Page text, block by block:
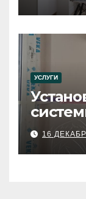
УСЛУГИ
16